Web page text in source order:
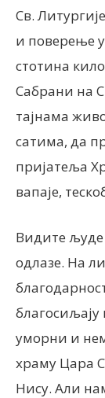
Св.
и поверење
стотина
Сабрани на
тајнама
сатима, да
пријатеља
вапаје,
Видите људе
одлазе. На
уморни и
храму Цара
Нису. Али